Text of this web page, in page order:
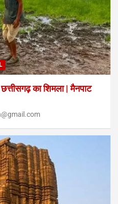
का शिमला | मैनपाट